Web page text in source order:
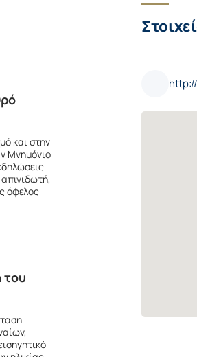
και στην
Μνημόνιο
όφελος
του